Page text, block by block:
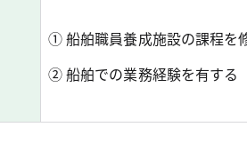
① 船舶職員養成施設の課程を
② 船舶での業務経験を有する